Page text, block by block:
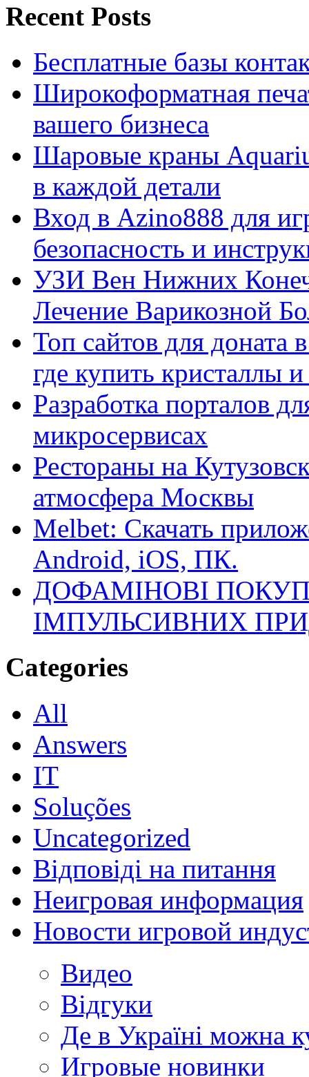
Recent Posts
Бесплатные базы
Широкоформатная
вашего бизнеса
Шаровые краны
в каждой детали
Вход в Azino888 для
безопасность и
УЗИ Вен Нижних
Лечение Варикозной
Топ сайтов для
где купить кристаллы
Разработка порталов
микросервисах
Рестораны на
атмосфера Москвы
Melbet: Скачать
Android, iOS, ПК.
ДОФАМІНОВІ
ІМПУЛЬСИВНИХ
Categories
All
Answers
IT
Soluções
Uncategorized
Відповіді на питання
Неигровая информация
Новости игровой
Видео
Відгуки
Де в Україні можна
Игровые новинки